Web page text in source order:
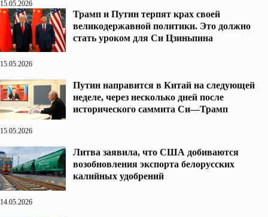
15.05.2026
Трамп и Путин терпят крах своей
великодержавной политики. Это должно
стать уроком для Си Цзиньпина
15.05.2026
Путин направится в Китай на следующей
неделе, через несколько дней после
исторического саммита Си—Трамп
15.05.2026
Литва заявила, что США добиваются
возобновления экспорта белорусских
калийных удобрений
14.05.2026